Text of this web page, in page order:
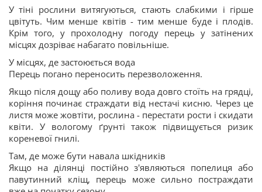
У тіні рослини витягуються, стають слабкими і гірше
цвітуть. Чим менше квітів - тим менше буде і плодів.
Крім того, у прохолодну погоду перець у затінених
місцях дозріває набагато повільніше.
У місцях, де застоюється вода
Перець погано переносить перезволоження.
Якщо після дощу або поливу вода довго стоїть на грядці,
коріння починає страждати від нестачі кисню. Через це
листя може жовтіти, рослина - перестати рости і скидати
квіти. У вологому ґрунті також підвищується ризик
кореневої гнилі.
Там, де може бути навала шкідників
Якщо на ділянці постійно з'являються попелиця або
павутинний кліщ, перець може сильно постраждати